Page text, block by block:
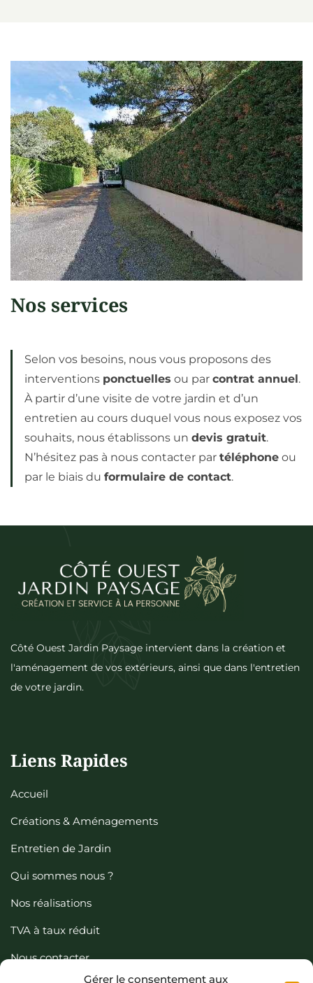
Gérer le consentement aux
Nos services
Selon vos besoins, nous vous proposons des
interventions ponctuelles ou par contrat annuel.
À partir d’une visite de votre jardin et d’un
entretien au cours duquel vous nous exposez vos
souhaits, nous établissons un devis gratuit.
N’hésitez pas à nous contacter par téléphone ou
par le biais du formulaire de contact.
Côté Ouest Jardin Paysage intervient dans la création et
l'aménagement de vos extérieurs, ainsi que dans l'entretien
de votre jardin.
Liens Rapides
Accueil
Créations & Aménagements
Entretien de Jardin
Qui sommes nous ?
Nos réalisations
TVA à taux réduit
Nous contacter